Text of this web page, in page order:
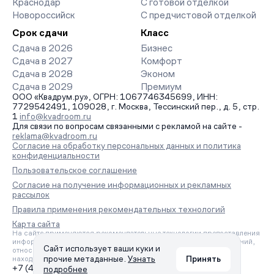
Краснодар
Новороссийск
С готовой отделкой
С предчистовой отделкой
Срок сдачи
Сдача в 2026
Сдача в 2027
Сдача в 2028
Сдача в 2029
Класс
Бизнес
Комфорт
Эконом
Премиум
ООО «Квадрум.ру», ОГРН: 1067746345699, ИНН:
7729542491, 109028, г. Москва, Тессинский пер., д. 5, стр.
1 info@kvadroom.ru
Для связи по вопросам связанными с рекламой на сайте -
reklama@kvadroom.ru
Согласие на обработку персональных данных и политика
конфиденциальности
Пользовательское соглашение
Согласие на получение информационных и рекламных
рассылок
Правила применения рекомендательных технологий
Карта сайта
На сайте применяются рекомендательные технологии предоставления
информации на основе сбора, систематизации и анализа сведений,
относящихся к предпочтениям пользователей сети «Интернет»,
находящихся на территории Российской Федерации.
+7 (495) 157-88-80
Сайт использует ваши куки и
прочие метаданные. Узнать
подробнее
Принять